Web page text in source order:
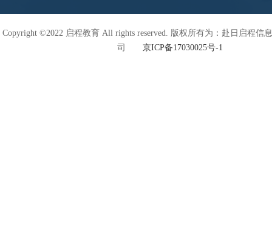
Copyright ©2022 启程教育 All rights reserved. 版权所有为：赴日启程信
司 京ICP备17030025号-1